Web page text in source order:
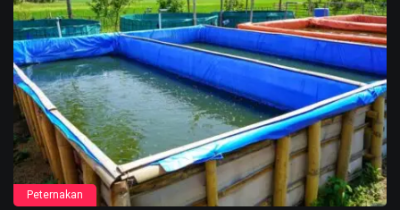
Peternakan